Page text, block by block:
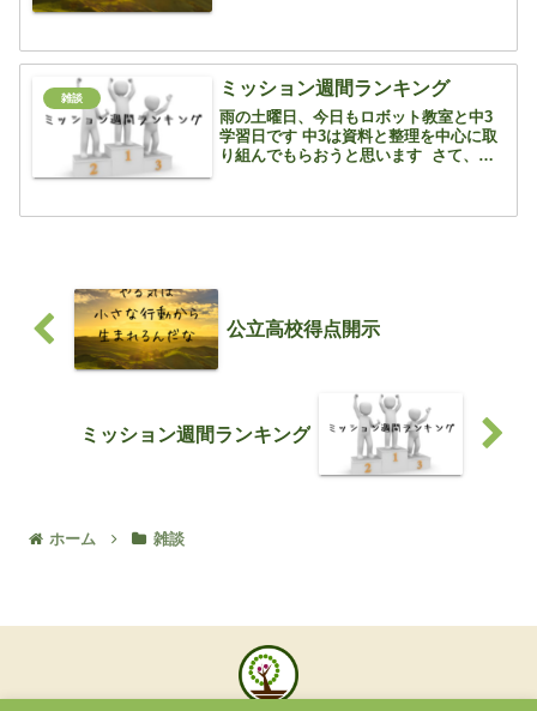
わかってはいるけど終わらな
い・・・ さて、そうこうして...
雑談 ミッション週間ランキング
雨の土曜日、今日もロボット教室と中3
学習日です 中3は資料と整理を中心に取
り組んでもらおうと思います さて、ラ
位 12レ...
公立高校得点開示
ミッション週間ランキング
ホーム 雑談